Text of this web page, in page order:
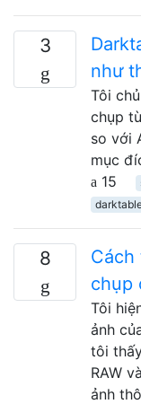
3
như
Tôi
chụp
so với
mục
15
8
chụp
Tôi
ảnh
tôi
RAW
ảnh